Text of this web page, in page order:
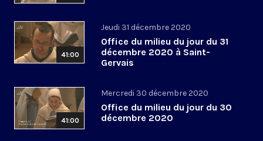
41:00
Jeudi 31 décembre 2020
Office du milieu du jour du 31
décembre 2020 à Saint-
Gervais
41:00
Mercredi 30 décembre 2020
Office du milieu du jour du 30
décembre 2020